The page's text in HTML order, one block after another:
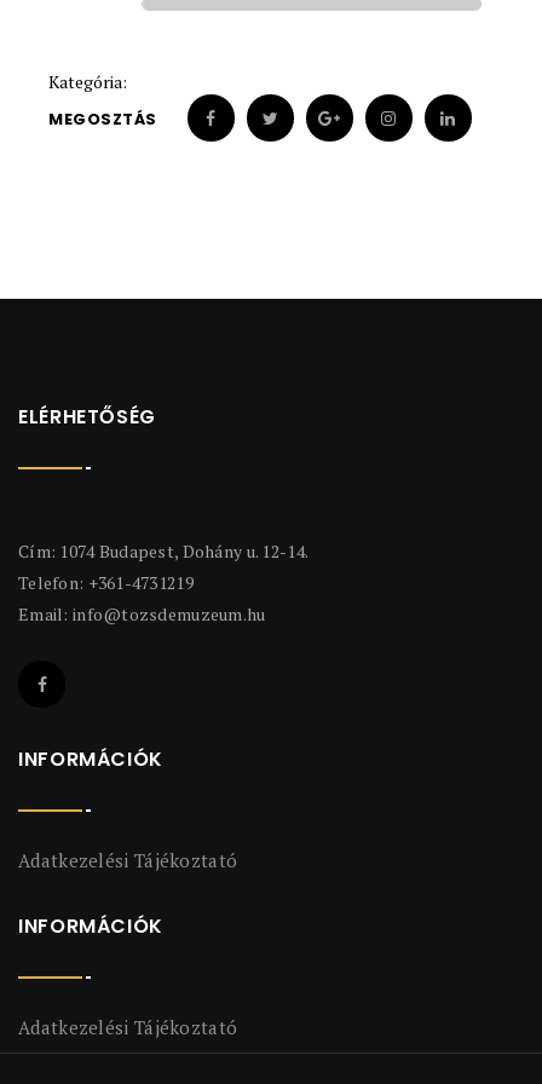
Kategória:
MEGOSZTÁS
ELÉRHETŐSÉG
Cím: 1074 Budapest, Dohány u. 12-14.
Telefon: +361-4731219
Email: info@tozsdemuzeum.hu
INFORMÁCIÓK
Adatkezelési Tájékoztató
INFORMÁCIÓK
Adatkezelési Tájékoztató